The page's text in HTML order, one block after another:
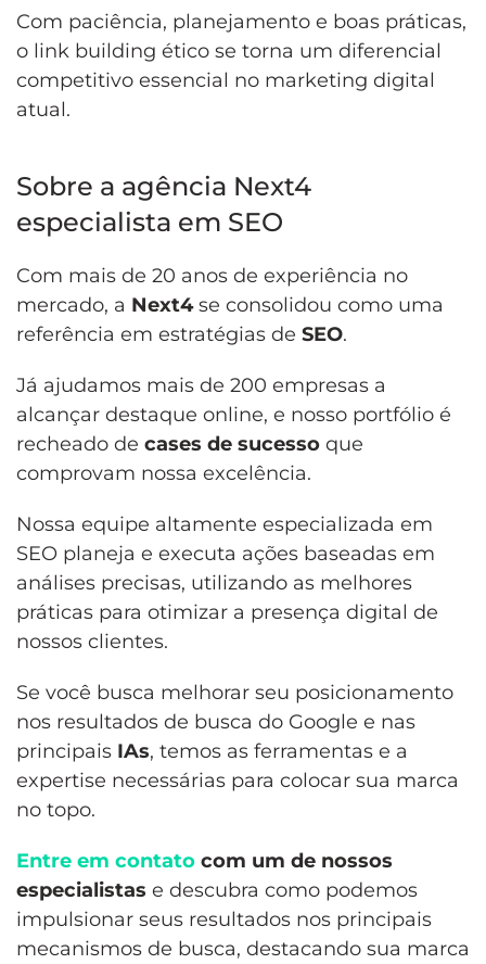
Com paciência, planejamento e boas práticas,
o link building ético se torna um diferencial
competitivo essencial no marketing digital
atual.
Sobre a agência Next4
especialista em SEO
Com mais de 20 anos de experiência no
mercado, a Next4se consolidou como uma
referência em estratégias de SEO.
Já ajudamos mais de 200 empresas a
alcançar destaque online, e nosso portfólio é
recheado de cases de sucesso que
comprovam nossa excelência.
Nossa equipe altamente especializada em
SEO planeja e executa ações baseadas em
análises precisas, utilizando as melhores
práticas para otimizar a presença digital de
nossos clientes.
Se você busca melhorar seu posicionamento
nos resultados de busca do Google e nas
principais IAs, temos as ferramentas e a
expertise necessárias para colocar sua marca
no topo.
Entre em contato com um de nossos
especialistas e descubra como podemos
impulsionar seus resultados nos principais
mecanismos de busca, destacando sua marca